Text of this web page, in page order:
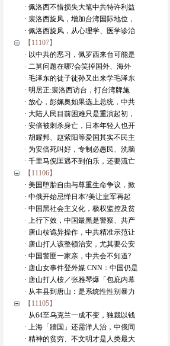
· 佩洛西不惜损失大笔中共特许利益
· 裴洛西旋风，增加台湾国际地位，
· 佩洛西旋风，从心理学、医学诊治
【11107】
· 以中共的恶习，佩罗西来台可能是
· 二舅问题在哪?会笑掉国外、海外
· 毛泽东的徒子徒孙又出来学毛泽东
· 明居正:裴洛西访台，打台湾牌施
· 放心，彭姵奥如果选上总统，中共
· 大陆人民目前困难只是重演起初，
· 安倍被刺杀身亡，日本年轻人也开
· 胡耀邦、赵紫阳等爱国其实不民主
· 为安倍死叫好，专制必愚民、洗脑
· 千里马倪匡遇不到伯乐，还要流亡
【11106】
· 美国堕胎自由与尊重生命争议，掀
· 中俄开始忌惮日本?美让皇军再起
· 中国黑社会主义化，极权监控及贫
· 上行下效，中国最黑是警察、共产
· 唐山桉诡异操作，中共精准示范让
· 唐山打人该整顿治安，尤其要公安
· 中国警匪一家亲，中共会不知道?
· 唐山女事件登外媒 CNN：中国仍是
· 唐山打人桉／张雅琴爆「包庇内幕
· 从丰县到唐山：是系统性性别暴力
【11105】
· 从64至乌克兰一成不变，独裁以钱
· 上海「牆国」还需洋人治，中俄同
· 精神的贫穷、不文明才是人类最大